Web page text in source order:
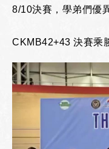
8/10決賽，學弟們優
CKMB42+43 決賽乘